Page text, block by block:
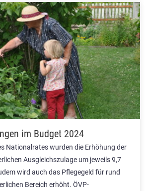
im Budget 2024
Nationalrates wurden die Erhöhung der
Ausgleichszulage um jeweils 9,7
wird auch das Pflegegeld für rund
Bereich erhöht. ÖVP-